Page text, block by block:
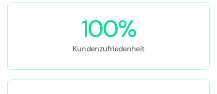
100%
Kundenzufriedenheit